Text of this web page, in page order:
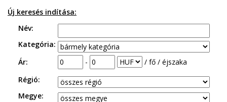
Új keresés indítása:
Név:
Kategória:
Ár:
-
/ fő / éjszaka
Régió:
Megye: